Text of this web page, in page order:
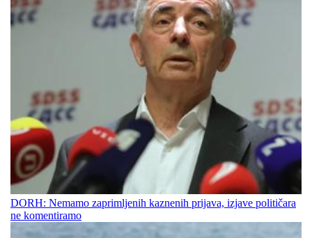
DORH: Nemamo zaprimljenih kaznenih prijava, izjave političara
ne komentiramo